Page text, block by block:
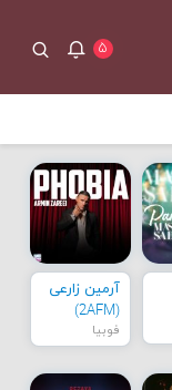
۵
آرمین زارعی
(2AFM)
فوبیا